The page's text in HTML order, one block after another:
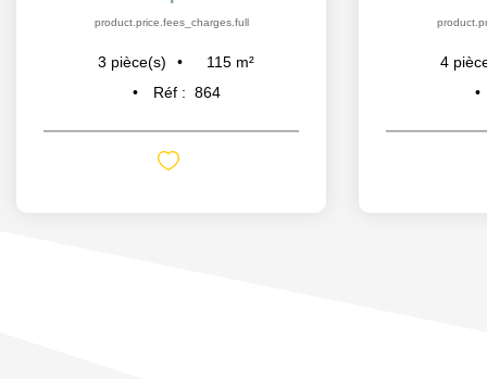
product.price.fees_charges.full
3 pièce(s) 115 m²
Réf : 864
4